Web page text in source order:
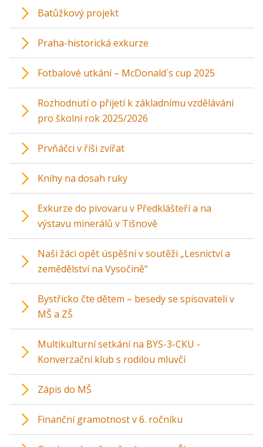
Batůžkový projekt
Praha-historická exkurze
Fotbalové utkání – McDonald´s cup 2025
Rozhodnutí o přijetí k základnímu vzdělávání
pro školní rok 2025/2026
Prvňáčci v říši zvířat
Knihy na dosah ruky
Exkurze do pivovaru v Předklášteří a na
výstavu minerálů v Tišnově
Naši žáci opět úspěšní v soutěži „Lesnictví a
zemědělství na Vysočině“
Bystřicko čte dětem – besedy se spisovateli v
MŠ a ZŠ
Multikulturní setkání na BYS-3-CKU -
Konverzační klub s rodilou mluvčí
Zápis do MŠ
Finanční gramotnost v 6. ročníku